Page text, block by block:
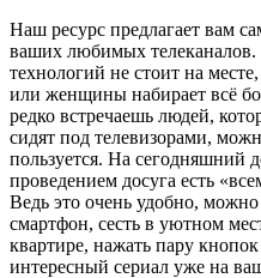
Наш ресурс предлагает вам
ваших любимых телеканалов.
технологий не стоит на
или женщины набирает всё
редко встречаешь людей,
сидят под телевизорами,
пользуется. На сегодняшний
проведением досуга есть
Ведь это очень удобно,
смартфон, сесть в уютном
квартире, нажать пару
интересный сериал уже на